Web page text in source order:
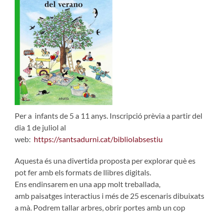
Per a infants de 5 a 11 anys. Inscripció prèvia a partir del
dia 1 de juliol al
web: https://santsadurni.cat/bibliolabsestiu
Aquesta és una divertida proposta per explorar què es
pot fer amb els formats de llibres digitals.
Ens endinsarem en una app molt treballada,
amb paisatges interactius i més de 25 escenaris dibuixats
a mà. Podrem tallar arbres, obrir portes amb un cop